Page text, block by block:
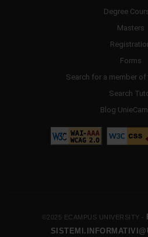
Degree
Masters
Forms
Search for a member
Search
Blog
©2025 ECAMPUS UNIVERSITY -